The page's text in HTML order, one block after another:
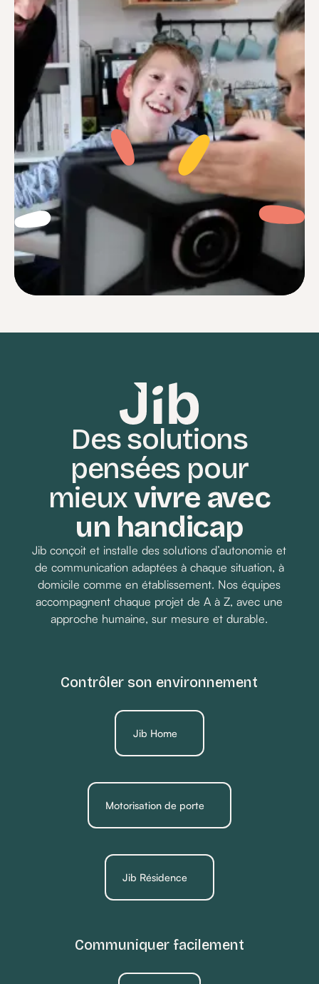
réglages complexes et des notices
Demander un devis
Des solutions
pensées pour
mieuxvivre avec
un handicap
Jib conçoit et installe des solutions d’autonomie et
de communication adaptées à chaque situation, à
domicile comme en établissement. Nos équipes
accompagnent chaque projet de A à Z, avec une
approche humaine, sur mesure et durable.
Contrôler son environnement
Jib Home
Motorisation de porte
Jib Résidence
Communiquer facilement